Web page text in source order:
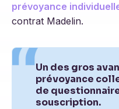
prévoyance
contrat Madelin.
Un des gros
prévoyance
de
souscription.